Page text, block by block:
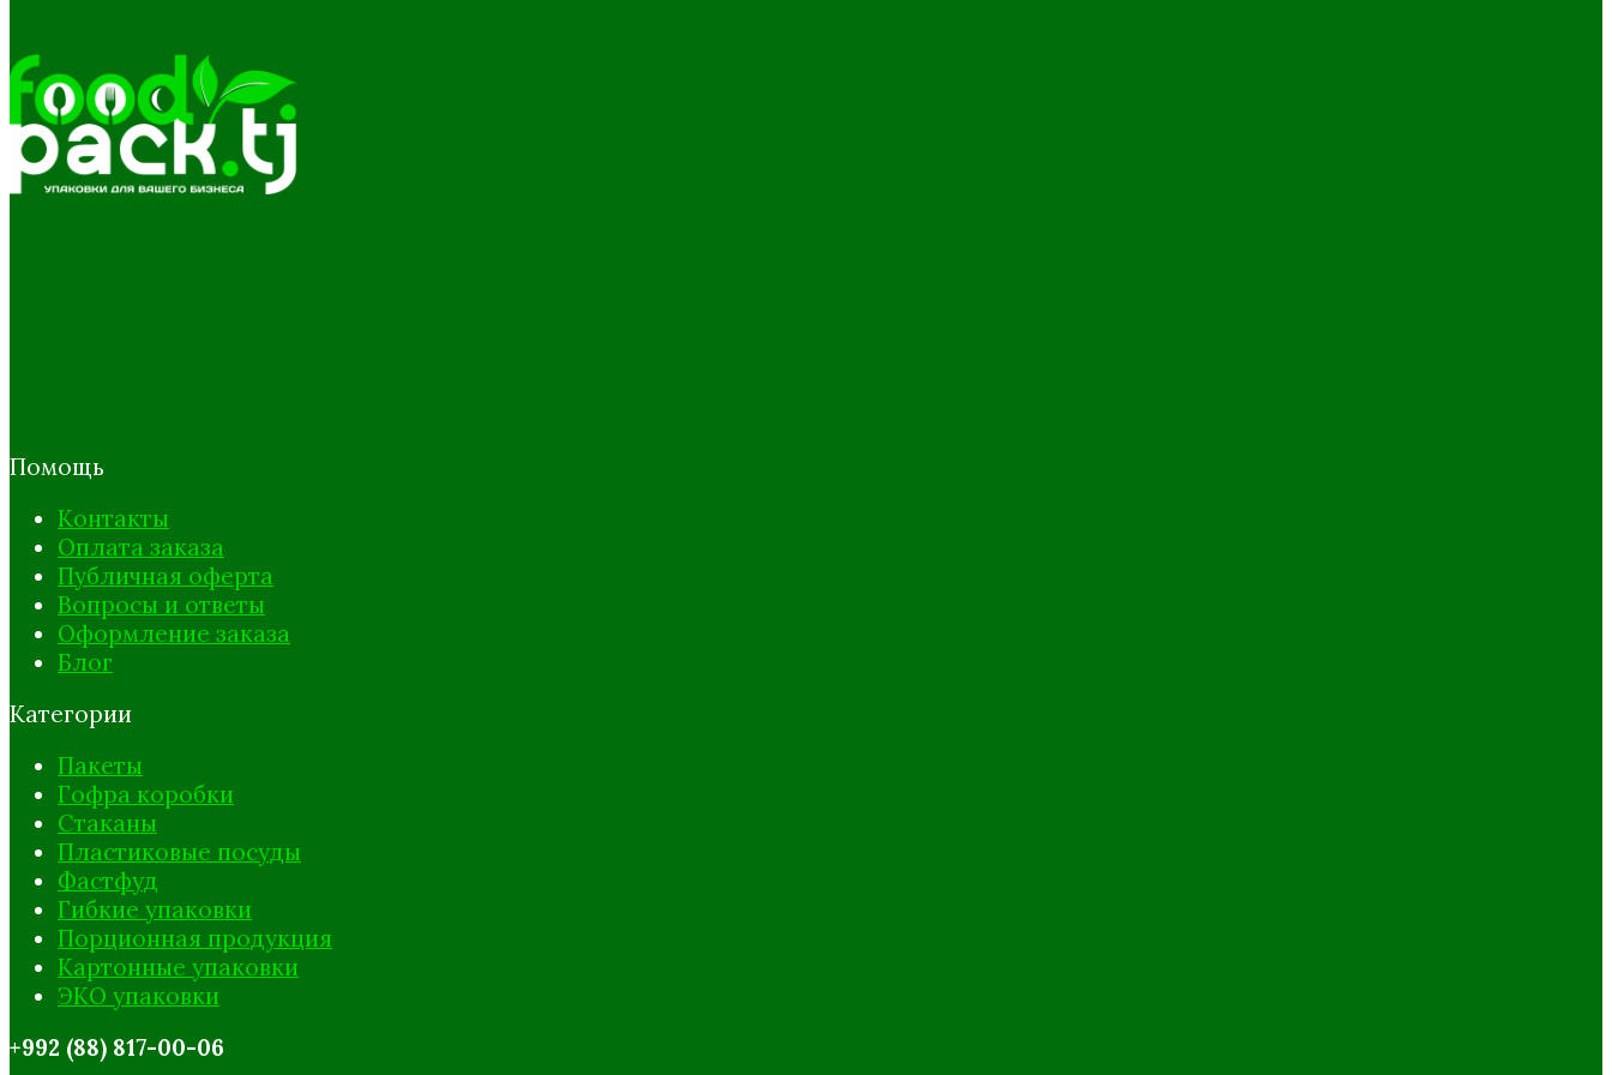
Помощь
Контакты
Оплата заказа
Публичная оферта
Вопросы и ответы
Оформление заказа
Блог
Категории
Пакеты
Гофра коробки
Стаканы
Пластиковые посуды
Фастфуд
Гибкие упаковки
Порционная продукция
Картонные упаковки
ЭКО упаковки
+992 (88) 817-00-06